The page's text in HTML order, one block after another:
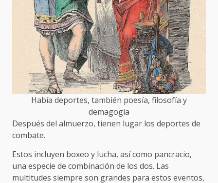
Había deportes, también poesía, filosofía y
demagogia
Después del almuerzo, tienen lugar los deportes de
combate.
Estos incluyen boxeo y lucha, así como pancracio,
una especie de combinación de los dos. Las
multitudes siempre son grandes para estos eventos,